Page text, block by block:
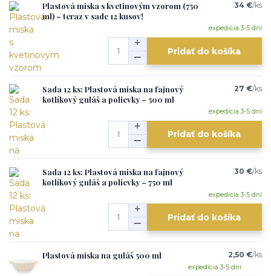
Plastová miska s kvetinovým vzorom (750
ml) – teraz v sade 12 kusov!
34 €/ks
expedícia 3-5 dní
Pridať do košíka
Sada 12 ks: Plastová miska na fajnový
kotlíkový guláš a polievky – 500 ml
27 €/ks
expedícia 3-5 dní
Pridať do košíka
Sada 12 ks: Plastová miska na fajnový
kotlíkový guláš a polievky – 750 ml
30 €/ks
expedícia 3-5 dní
Pridať do košíka
Plastová miska na guláš 500 ml 2,50 €/ks
expedícia 3-5 dní